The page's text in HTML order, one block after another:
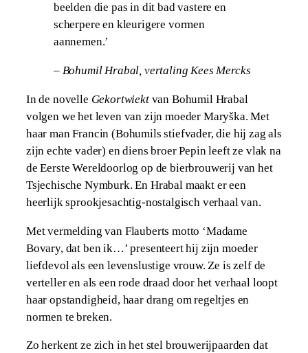
beelden die pas in dit bad vastere en
scherpere en kleurigere vormen
aannemen.’
– Bohumil Hrabal, vertaling Kees Mercks
In de novelle Gekortwiektvan Bohumil Hrabal
volgen we het leven van zijn moeder Maryška. Met
haar man Francin (Bohumils stiefvader, die hij zag als
zijn echte vader) en diens broer Pepin leeft ze vlak na
de Eerste Wereldoorlog op de bierbrouwerij van het
Tsjechische Nymburk. En Hrabal maakt er een
heerlijk sprookjesachtig-nostalgisch verhaal van.
Met vermelding van Flauberts motto ‘Madame
Bovary, dat ben ik…’ presenteert hij zijn moeder
liefdevol als een levenslustige vrouw. Ze is zelf de
verteller en als een rode draad door het verhaal loopt
haar opstandigheid, haar drang om regeltjes en
normen te breken.
Zo herkent ze zich in het stel brouwerijpaarden dat